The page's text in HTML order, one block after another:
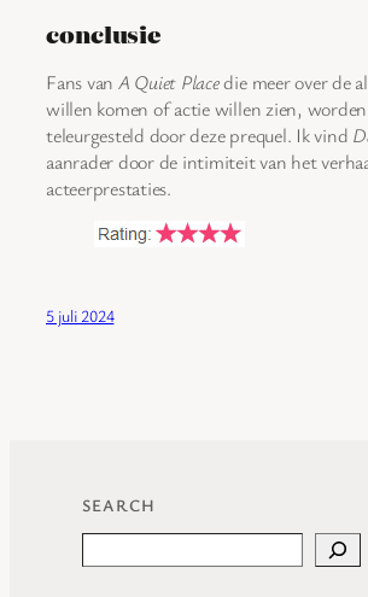
conclusie
Fans van A Quiet Placedie meer over de
willen komen of actie willen zien,
teleurgesteld door deze prequel. Ik vind
aanrader door de intimiteit van het
acteerprestaties.
5 juli 2024
SEARCH